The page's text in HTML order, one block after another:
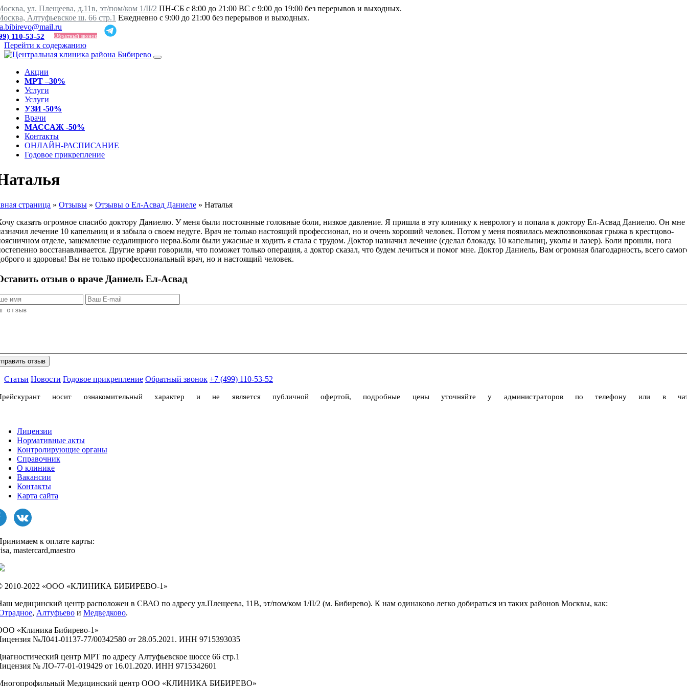
ул. Плещеева, д.11в, эт/пом/ком 1/II/2 ПН-СБ с 8:00 до 21:00 ВС с 9:00 до 19:00 без перерывов и выходных.
Алтуфьевское ш. 66 стр.1 Ежедневно с 9:00 до 21:00 без перерывов и выходных.
110-53-52 Обратный звонок
Перейти к содержанию
Акции
МРТ –30%
Услуги
Услуги
УЗИ -50%
Врачи
МАССАЖ -50%
Контакты
ОНЛАЙН-РАСПИСАНИЕ
Годовое прикрепление
страница » Отзывы » Отзывы о Ел-Асвад Даниеле » Наталья
сказать огромное спасибо доктору Даниелю. У меня были постоянные головные боли, низкое давление. Я пришла в эту клинику к неврологу и попала к доктору Ел-Асвад Даниелю. Он мне
лечение 10 капельниц и я забыла о своем недуге. Врач не только настоящий профессионал, но и очень хороший человек. Потом у меня появилась межпозвонковая грыжа в крестцово-
отделе, защемление седалищного нерва.Боли были ужасные и ходить я стала с трудом. Доктор назначил лечение (сделал блокаду, 10 капельниц, уколы и лазер). Боли прошли, нога
восстанавливается. Другие врачи говорили, что поможет только операция, а доктор сказал, что будем лечиться и помог мне. Доктор Даниель, Вам огромная благодарность, всего
и здоровья! Вы не только профессиональный врач, но и настоящий человек.
отзыв о враче Даниель Ел-Асвад
Статьи Новости Годовое прикрепление Обратный звонок +7 (499) 110-53-52
носит ознакомительный характер и не является публичной офертой, подробные цены уточняйте у администраторов по телефону или в
Лицензии
Нормативные акты
Контролирующие органы
Справочник
О клинике
Вакансии
Контакты
Карта сайта
к оплате карты:
mastercard,maestro
2010-2022 «ООО «КЛИНИКА БИБИРЕВО-1»
медицинский центр расположен в СВАО по адресу ул.Плещеева, 11В, эт/пом/ком 1/II/2 (м. Бибирево). К нам одинаково легко добираться из таких районов Москвы, как:
, Алтуфьево и Медведково.
«Клиника Бибирево-1»
№Л041-01137-77/00342580 от 28.05.2021. ИНН 9715393035
центр МРТ по адресу Алтуфьевское шоссе 66 стр.1
№ ЛО-77-01-019429 от 16.01.2020. ИНН 9715342601
Медицинский центр ООО «КЛИНИКА БИБИРЕВО»